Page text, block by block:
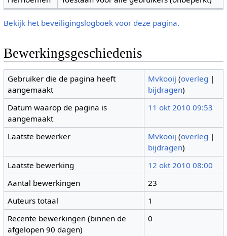
Bekijk het beveiligingslogboek voor deze pagina.
Bewerkingsgeschiedenis
Gebruiker die de pagina heeft
aangemaakt
Mvkooij (overleg |
bijdragen)
Datum waarop de pagina is
aangemaakt
11 okt 2010 09:53
Laatste bewerker Mvkooij (overleg |
bijdragen)
Laatste bewerking
12 okt 2010 08:00
Aantal bewerkingen
23
Auteurs totaal
1
Recente bewerkingen (binnen de
afgelopen 90 dagen)
0